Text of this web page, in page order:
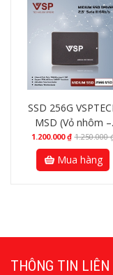
SSD 256G
MSD (Vỏ nhôm –
530/500MBs)
hãng
1.200.000₫ 1.250.000
Mua hàng
THÔNG TIN LIÊN